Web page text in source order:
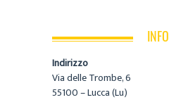
INFO
Indirizzo
Via delle Trombe, 6
55100 – Lucca (Lu)